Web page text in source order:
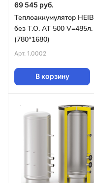
69 545 руб.
Теплоаккумулятор HEIB
без Т.О. AT 500 V=485л.
(780*1680)
Арт. 1.0002
В корзину